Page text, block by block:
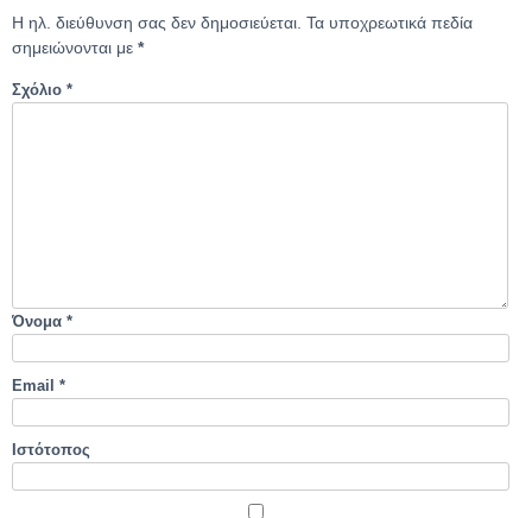
Η ηλ. διεύθυνση σας δεν δημοσιεύεται. Τα υποχρεωτικά πεδία
σημειώνονται με *
Σχόλιο *
Όνομα *
Email *
Ιστότοπος